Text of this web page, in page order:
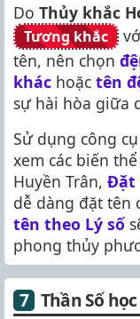
Do Thủy khắc
Tương khắc
tên, nên chọn
khác hoặc tên
sự hài hòa giữa
Sử dụng công cụ
xem các biến
Huyền Trân, Đặt
dễ dàng đặt tên
tên theo Lý số
phong thủy
Thần Số